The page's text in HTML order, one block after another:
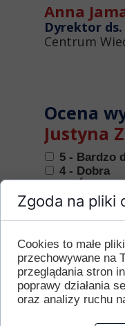
Ocena
Justyna
5 - Bardzo
4 - Dobra
3 - Średnia
2 -
1 - Kiepska
Ocena
Stokłosa
5 - Bardzo
4 - Dobra
Anna
Dyrektor
Centrum
Zgoda na pliki
Cookies to małe
przechowywane na
przeglądania stron
poprawy działania
oraz analizy ruchu